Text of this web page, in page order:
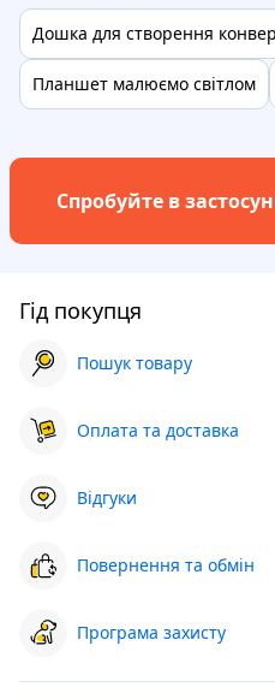
Дошка для створення
Планшет малюємо світлом
Спробуйте в
Гід покупця
Пошук товару
Оплата та доставка
Відгуки
Повернення та обмін
Програма захисту